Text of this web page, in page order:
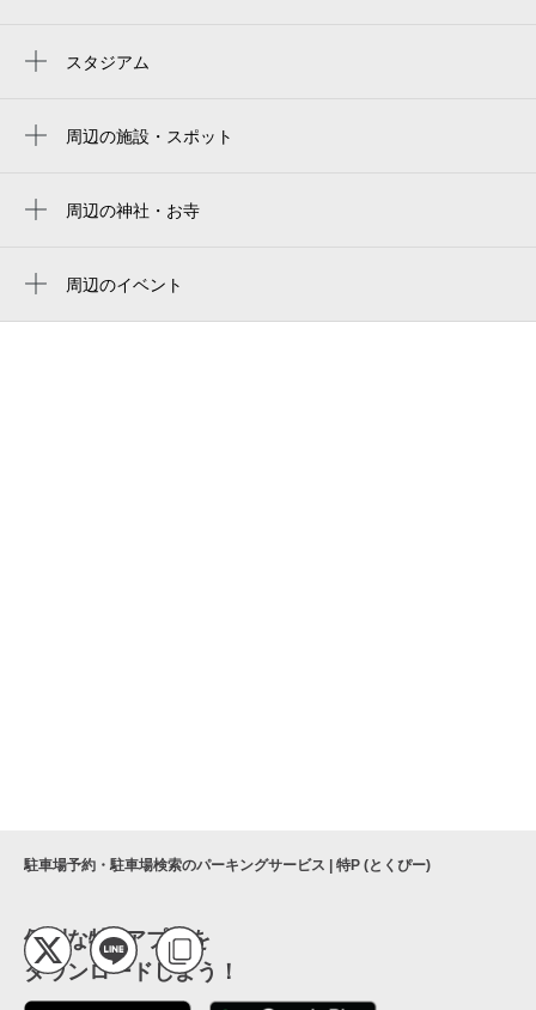
室見駅スタジアム
福岡paypay巨蛋
みずほpaypayドーム福岡
후쿠오카 paypay 돔
周辺の施設・スポット
福岡県立ももち文化センター
ス）
周辺の神社・お寺
周辺のイベント
駐車場予約・駐車場検索のパーキングサービス | 特P (とくぴー)
便利な特Pアプリを
ダウンロードしよう！